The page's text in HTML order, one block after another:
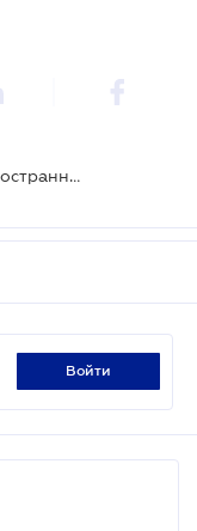
Рынки капитала хотят открыть для иностранного стратегического инвестора
войти